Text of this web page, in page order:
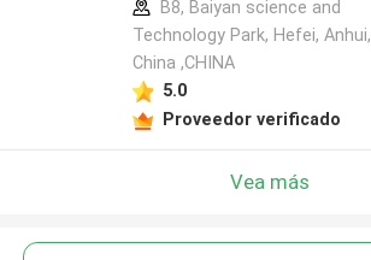
B8, Baiyan science and
Technology Park, Hefei, Anhui,
China ,CHINA
5.0
Proveedor verificado
Vea más